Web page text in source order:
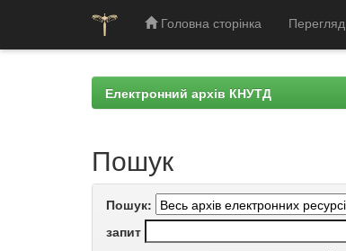
Головна сторінка Перегляд
Електронний архів КНУТД
Пошук
Пошук:
запит